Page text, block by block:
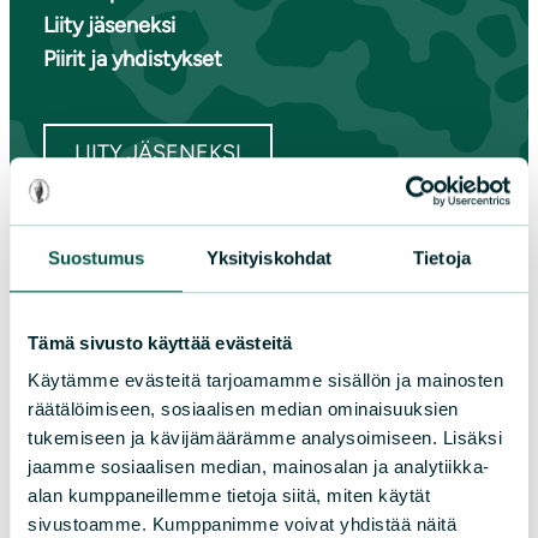
Suostumus Yksityiskohdat Tietoja
Tämä sivusto käyttää evästeitä
Käytämme evästeitä tarjoamamme sisällön ja mainosten
räätälöimiseen, sosiaalisen median ominaisuuksien
tukemiseen ja kävijämäärämme analysoimiseen. Lisäksi
jaamme sosiaalisen median, mainosalan ja analytiikka-
alan kumppaneillemme tietoja siitä, miten käytät
sivustoamme. Kumppanimme voivat yhdistää näitä
Liity jäseneksi
Piirit ja yhdistykset
LIITY JÄSENEKSI
Suomen luonnonsuojeluliiton
piirit
Etelä-Häme
Etelä-Karjala
Etelä-Savo
Kainuu
Keski-Suomi
Kymenlaakso